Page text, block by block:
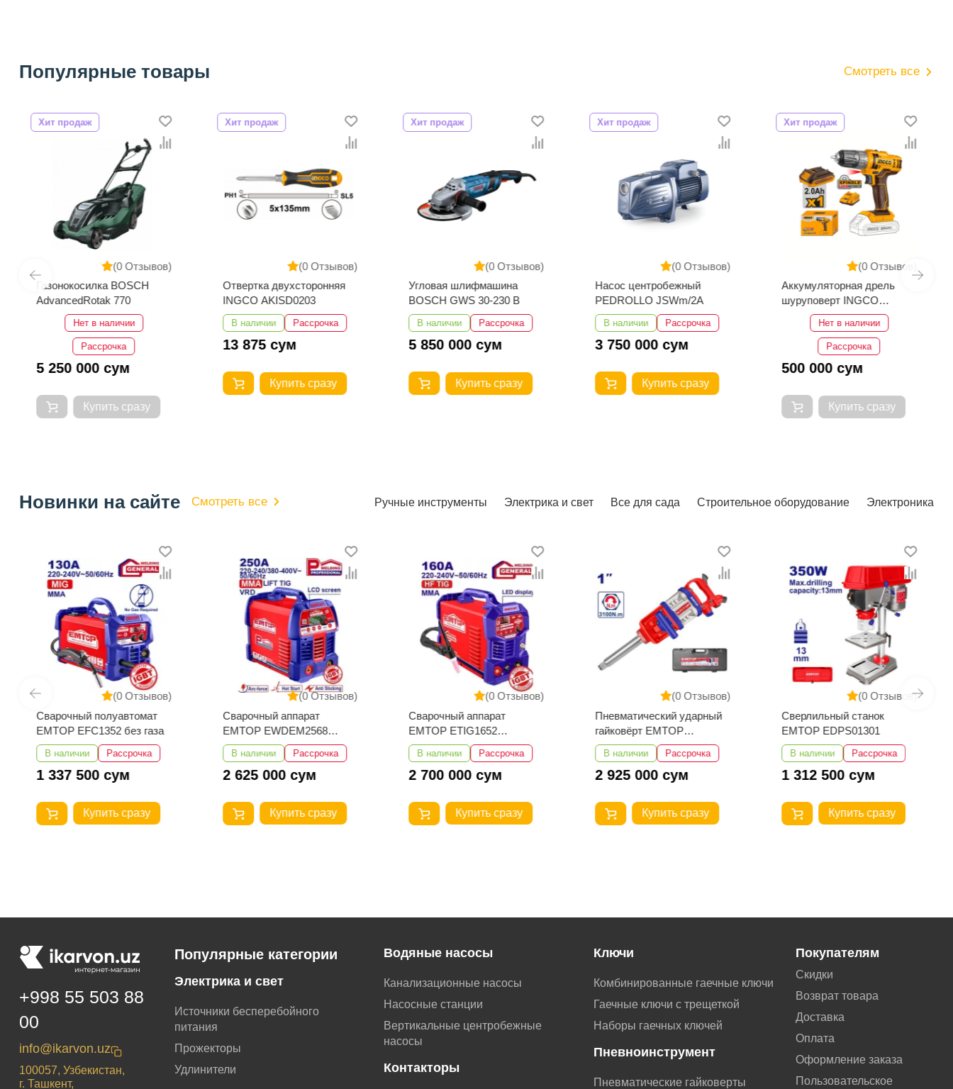
Популярные товары Смотреть все
(0 Отзывов)
Хит продаж
Газонокосилка BOSCH
AdvancedRotak 770
Нет в наличии
Рассрочка
5 250 000 сум
Купить сразу
(0 Отзывов)
Хит продаж
Отвертка двухсторонняя
INGCO AKISD0203
В наличии Рассрочка
13 875 сум
Купить сразу
(0 Отзывов)
Хит продаж
Угловая шлифмашина
BOSCH GWS 30-230 B
В наличии Рассрочка
5 850 000 сум
Купить сразу
(0 Отзывов)
Хит продаж
Насос центробежный
PEDROLLO JSWm/2A
В наличии Рассрочка
3 750 000 сум
Купить сразу
(0 Отзывов)
Хит продаж
Аккумуляторная дрель
шуруповерт INGCO
CDLI200518
Нет в наличии
Рассрочка
500 000 сум
Купить сразу
Новинки на сайте Смотреть все Ручные инструменты Электрика и свет Все для сада Строительное оборудование Электроника
(0 Отзывов)
Сварочный полуавтомат
EMTOP EFC1352 без газа
В наличии Рассрочка
1 337 500 сум
Купить сразу
(0 Отзывов)
Сварочный аппарат
EMTOP EWDEM2568
MMA/TIG Lift
В наличии Рассрочка
2 625 000 сум
Купить сразу
(0 Отзывов)
Сварочный аппарат
EMTOP ETIG1652
TIG/MMA
В наличии Рассрочка
2 700 000 сум
Купить сразу
(0 Отзывов)
Пневматический ударный
гайковёрт EMTOP
EATL013101
В наличии Рассрочка
2 925 000 сум
Купить сразу
(0 Отзывов)
Сверлильный станок
EMTOP EDPS01301
В наличии Рассрочка
1 312 500 сум
Купить сразу
+998 55 503 88
00
info@ikarvon.uz
100057, Узбекистан,
г. Ташкент,
Популярные категории
Электрика и свет
Источники бесперебойного
питания
Прожекторы
Удлинители
Водяные насосы
Канализационные насосы
Насосные станции
Вертикальные центробежные
насосы
Контакторы
Ключи
Комбинированные гаечные ключи
Гаечные ключи с трещеткой
Наборы гаечных ключей
Пневноинструмент
Пневматические гайковерты
Покупателям
Скидки
Возврат товара
Доставка
Оплата
Оформление заказа
Пользовательское